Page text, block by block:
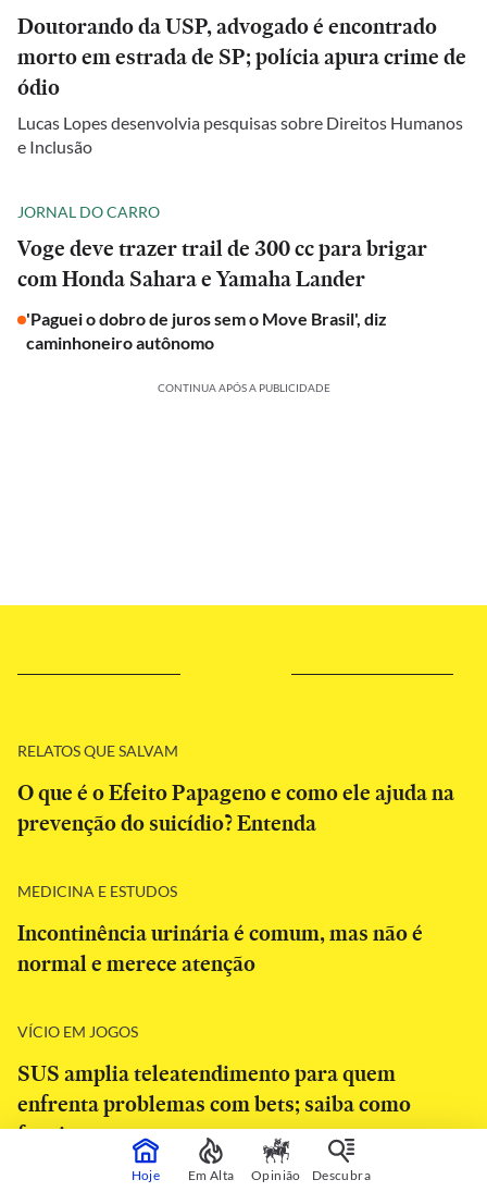
Doutorando da USP, advogado é encontrado
morto em estrada de SP; polícia apura crime de
ódio
Lucas Lopes desenvolvia pesquisas sobre Direitos Humanos
e Inclusão
JORNAL DO CARRO
Voge deve trazer trail de 300 cc para brigar
com Honda Sahara e Yamaha Lander
'Paguei o dobro de juros sem o Move Brasil', diz
caminhoneiro autônomo
CONTINUA APÓS A PUBLICIDADE
RELATOS QUE SALVAM
O que é o Efeito Papageno e como ele ajuda na
prevenção do suicídio? Entenda
MEDICINA E ESTUDOS
Incontinência urinária é comum, mas não é
normal e merece atenção
VÍCIO EM JOGOS
SUS amplia teleatendimento para quem
enfrenta problemas com bets; saiba como
funciona
Hoje Em Alta Opinião Descubra